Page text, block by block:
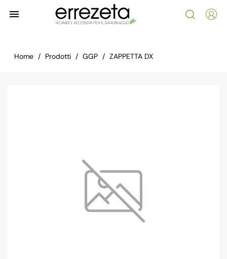

Home Prodotti GGP ZAPPETTA DX